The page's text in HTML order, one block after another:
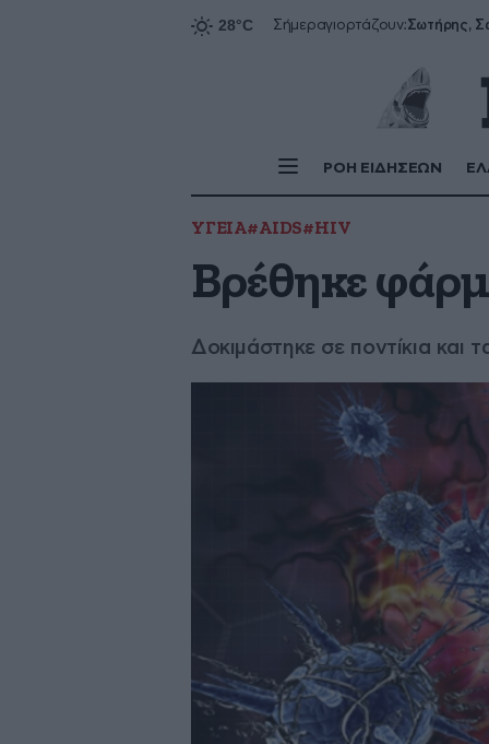
Σήμεραγιορτάζουν:
ΡΟΗ ΕΙΔΗΣΕΩΝ
ΥΓΕΙΑ#AIDS#HIV
Βρέθηκε
Δοκιμάστηκε σε ποντίκια